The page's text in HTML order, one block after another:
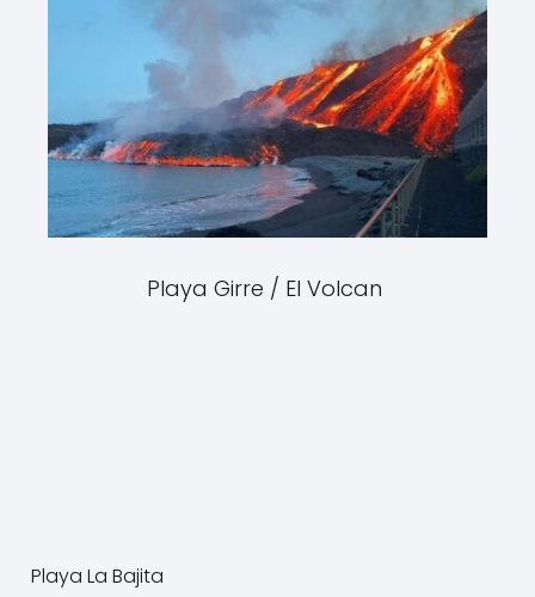
Playa Girre / El Volcan
Playa La Bajita